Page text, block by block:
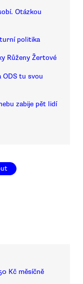
Otázkou
politika
Růženy Žertové
ODS tu svou
zabije pět lidí
Kč měsíčně